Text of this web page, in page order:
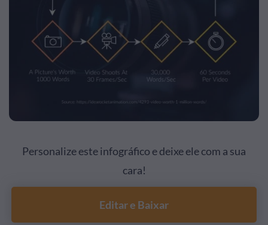
Personalize este infográfico e deixe ele com a sua
cara!
Editar e Baixar